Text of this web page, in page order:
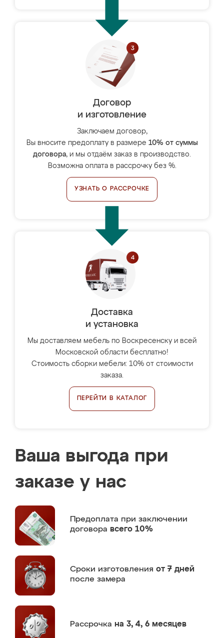
Договор
и изготовление
Заключаем договор,
Вы вносите предоплату в размере 10% от суммы
договора, и мы отдаём заказ в производство.
Возможна оплата в рассрочку без %.
УЗНАТЬ О РАССРОЧКЕ
Доставка
и установка
Мы доставляем мебель по Воскресенску и всей
Московской области бесплатно!
Стоимость сборки мебели: 10% от стоимости
заказа.
ПЕРЕЙТИ В КАТАЛОГ
Ваша выгода при
заказе у нас
Предоплата при заключении
договора всего 10%
Сроки изготовления от 7 дней
после замера
Рассрочка на 3, 4, 6 месяцев